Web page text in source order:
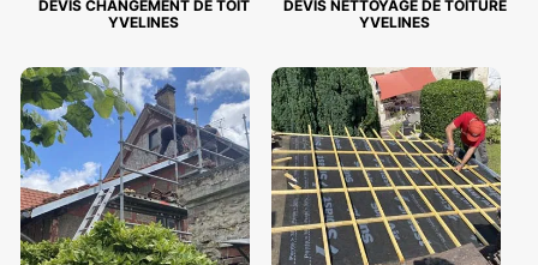
DEVIS CHANGEMENT DE TOIT
YVELINES
DEVIS NETTOYAGE DE TOITURE
YVELINES